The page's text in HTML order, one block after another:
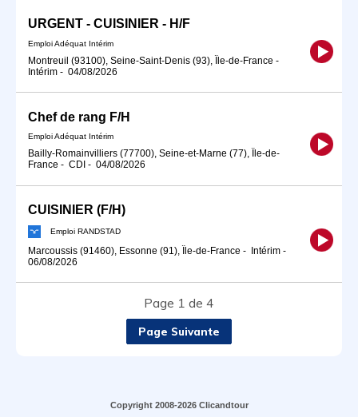
URGENT - CUISINIER - H/F
Emploi Adéquat Intérim
Montreuil (93100), Seine-Saint-Denis (93), Île-de-France -
Intérim - 04/08/2026
Chef de rang F/H
Emploi Adéquat Intérim
Bailly-Romainvilliers (77700), Seine-et-Marne (77), Île-de-
France - CDI - 04/08/2026
CUISINIER (F/H)
Emploi RANDSTAD
Marcoussis (91460), Essonne (91), Île-de-France - Intérim -
06/08/2026
Page 1 de 4
Page Suivante
Copyright 2008-2026 Clicandtour